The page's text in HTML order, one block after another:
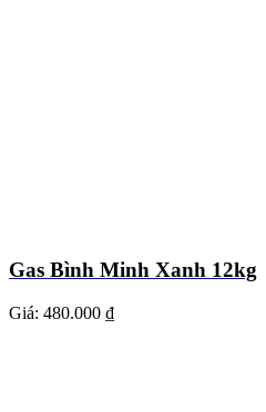
Gas Bình Minh Xanh 12kg
Giá: 480.000 ₫